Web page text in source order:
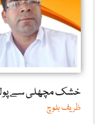
خشک مچھلی سے
ظریف بلوچ